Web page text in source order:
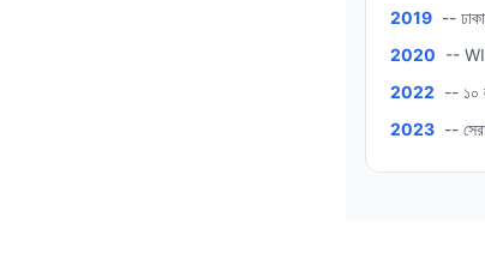
2019 --
2020 --
2022 -- ১০
2023 --